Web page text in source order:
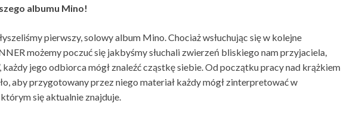
albumu Mino!
pierwszy, solowy album Mino. Chociaż wsłuchując się w kolejne
możemy poczuć się jakbyśmy słuchali zwierzeń bliskiego nam przyjaciela,
każdy jego odbiorca mógł znaleźć cząstkę siebie. Od początku pracy nad krążkiem
aby przygotowany przez niego materiał każdy mógł zinterpretować w
się aktualnie znajduje.